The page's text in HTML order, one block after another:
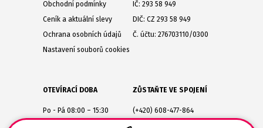
Obchodní podmínky
Ceník a aktuální slevy
Ochrana osobních údajů
Nastavení souborů cookies
IČ: 293 58 949
DIČ: CZ 293 58 949
Č. účtu: 276703110/0300
OTEVÍRACÍ DOBA
Po - Pá 08:00 – 15:30
ZŮSTAŇTE VE SPOJENÍ
(+420) 608-477-864